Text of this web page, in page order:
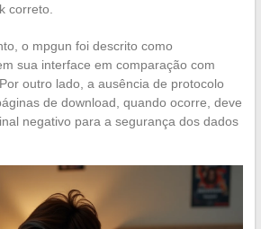
correto.
o mpgun foi descrito como
sua interface em comparação com
outro lado, a ausência de protocolo
de download, quando ocorre, deve
negativo para a segurança dos dados